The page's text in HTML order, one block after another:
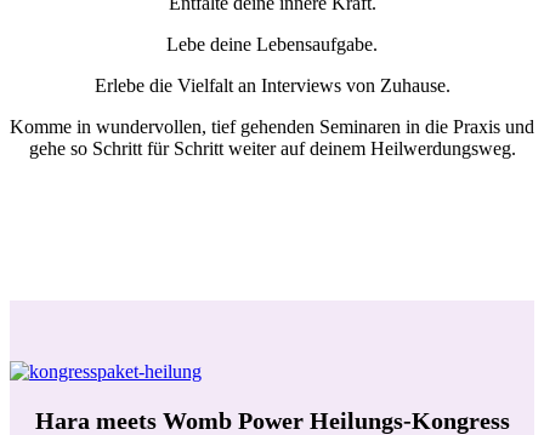
Lebe deine Lebensaufgabe.
Erlebe die Vielfalt an Interviews von Zuhause.
Komme in wundervollen, tief gehenden Seminaren in die Praxis und
gehe so Schritt für Schritt weiter auf deinem Heilwerdungsweg.
Hara meets Womb Power Heilungs-Kongress